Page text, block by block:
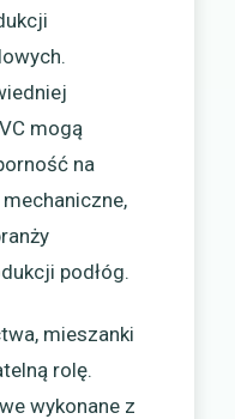
mogą
na
podłóg.
mieszanki
rolę.
wykonane z